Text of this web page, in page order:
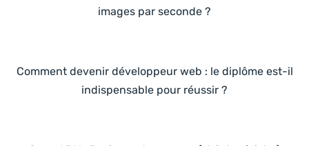
images par seconde ?
Comment devenir développeur web : le diplôme est-il
indispensable pour réussir ?